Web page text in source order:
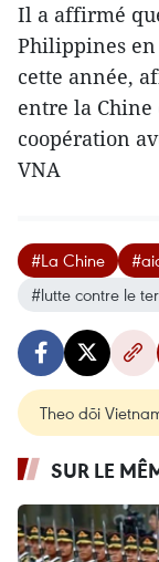
Il a affirmé
Philippines en
cette année,
entre la Chine
coopération
VNA
#La Chine
#lutte contre le
Theo dõi
SUR LE